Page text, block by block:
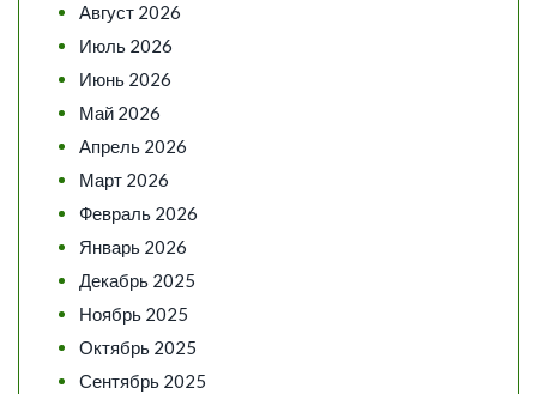
Август 2026
Июль 2026
Июнь 2026
Май 2026
Апрель 2026
Март 2026
Февраль 2026
Январь 2026
Декабрь 2025
Ноябрь 2025
Октябрь 2025
Сентябрь 2025